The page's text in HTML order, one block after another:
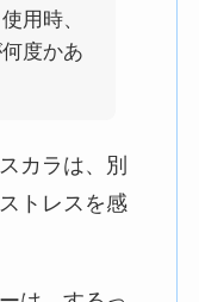
用時、
度かあ
カラは、別
トレスを感